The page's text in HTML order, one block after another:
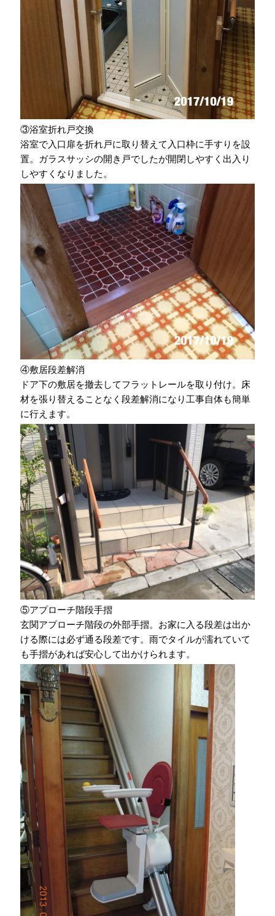
③浴室折れ戸交換
浴室で入口扉を折れ戸に取り替えて入口枠に手すりを設
置。ガラスサッシの開き戸でしたが開閉しやすく出入り
しやすくなりました。
④敷居段差解消
ドア下の敷居を撤去してフラットレールを取り付け。床
材を張り替えることなく段差解消になり工事自体も簡単
に行えます。
⑤アプローチ階段手摺
玄関アプローチ階段の外部手摺。お家に入る段差は出か
ける際には必ず通る段差です。雨でタイルが濡れていて
も手摺があれば安心して出かけられます。